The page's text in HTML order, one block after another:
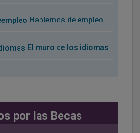
Hablemos de empleo
El muro de los idiomas
por las Becas